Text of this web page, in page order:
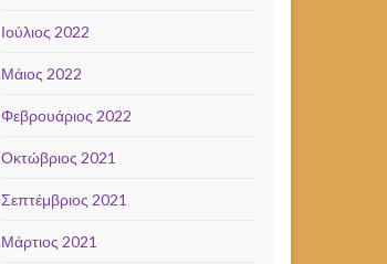
Ιούλιος 2022
Μάιος 2022
Φεβρουάριος 2022
Οκτώβριος 2021
Σεπτέμβριος 2021
Μάρτιος 2021